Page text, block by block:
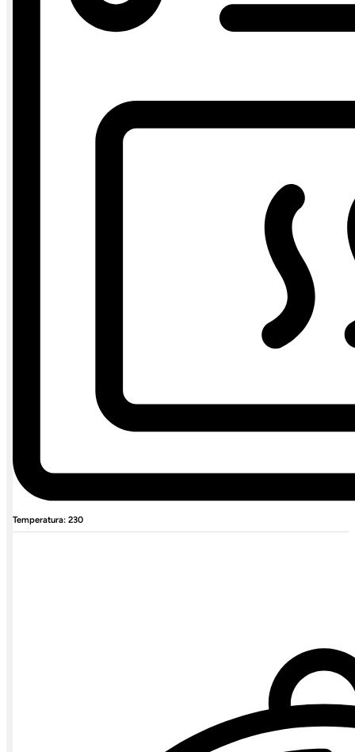
Temperatura: 230